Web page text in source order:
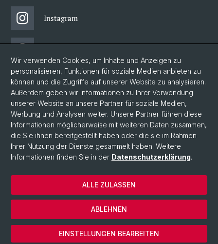
Instagram
Facebook
Newsletter
© Universität Basel
Philosophisch-Historische Fakultät
Home
Datenschutzerklärung
Wir verwenden Cookies, um Inhalte und Anzeigen zu
personalisieren, Funktionen für soziale Medien anbieten zu
können und die Zugriffe auf unserer Website zu analysieren.
Außerdem geben wir Informationen zu Ihrer Verwendung
unserer Website an unsere Partner für soziale Medien,
Werbung und Analysen weiter. Unsere Partner führen diese
Informationen möglicherweise mit weiteren Daten zusammen,
die Sie ihnen bereitgestellt haben oder die sie im Rahmen
Ihrer Nutzung der Dienste gesammelt haben. Weitere
Informationen finden Sie in der Datenschutzerklärung.
EINSTELLUNGEN BEARBEITEN
ABLEHNEN
ALLE ZULASSEN